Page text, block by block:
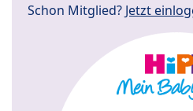
Schon Mitglied? Jetzt